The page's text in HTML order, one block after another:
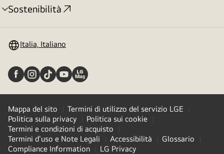
Sostenibilità
Attivazione
Italia, Italiano
Mappa del sito
Termini di utilizzo del servizio LGE
Politica sulla privacy
Politica sui cookie
Termini e condizioni di acquisto
Termini d'uso e Note Legali
Accessibilità
Glossario
Compliance Information
LG Privacy